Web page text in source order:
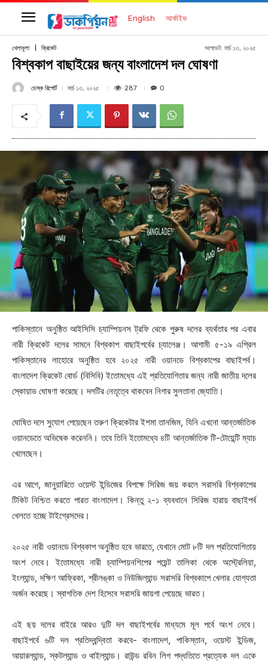
English আর্কাইভ
খেলাধূলা ক্রিকেট আপডেট: মার্চ ১৩, ২০২৫
বিশ্বকাপ বাছাইয়ের জন্য বাংলাদেশ দল ঘোষণা
ডেস্ক রিপোর্ট মার্চ ১৩, ২০২৫ 287 0
পাকিস্তানে অনুষ্ঠিত আইসিসি চ্যাম্পিয়নস ট্রফি থেকে পুরুষ দলের ব্যর্থতার পর এবার
নারী ক্রিকেট দলের সামনে বিশ্বকাপ বাছাইপর্বের চ্যালেঞ্জ। আগামী ৫-১৯ এপ্রিল
পাকিস্তানের লাহোরে অনুষ্ঠিত হবে ২০২৫ নারী ওয়ানডে বিশ্বকাপের বাছাইপর্ব।
বাংলাদেশ ক্রিকেট বোর্ড (বিসিবি) ইতোমধ্যে এই প্রতিযোগিতার জন্য নারী জাতীয় দলের
স্কোয়াড ঘোষণা করেছে। দলটির নেতৃত্বে থাকবেন নিগার সুলতানা জ্যোতি।
ঘোষিত দলে সুযোগ পেয়েছেন তরুণ ক্রিকেটার ইশমা তানজিম, যিনি এখনো আন্তর্জাতিক
ওয়ানডেতে অভিষেক করেননি। তবে তিনি ইতোমধ্যে ৪টি আন্তর্জাতিক টি-টোয়েন্টি ম্যাচ
খেলেছেন।
এর আগে, জানুয়ারিতে ওয়েস্ট ইন্ডিজের বিপক্ষে সিরিজ জয় করলে সরাসরি বিশ্বকাপের
টিকিট নিশ্চিত করতে পারত বাংলাদেশ। কিন্তু ২-১ ব্যবধানে সিরিজ হারায় বাছাইপর্ব
খেলতে হচ্ছে টাইগ্রেসদের।
২০২৫ নারী ওয়ানডে বিশ্বকাপ অনুষ্ঠিত হবে ভারতে, যেখানে মোট ৮টি দল প্রতিযোগিতায়
অংশ নেবে। ইতোমধ্যে নারী চ্যাম্পিয়নশিপের পয়েন্ট তালিকা থেকে অস্ট্রেলিয়া,
ইংল্যান্ড, দক্ষিণ আফ্রিকা, শ্রীলঙ্কা ও নিউজিল্যান্ড সরাসরি বিশ্বকাপে খেলার যোগ্যতা
অর্জন করেছে। স্বাগতিক দেশ হিসেবে সরাসরি জায়গা পেয়েছে ভারত।
এই ছয় দলের বাইরে আরও দুটি দল বাছাইপর্বের মাধ্যমে মূল পর্বে অংশ নেবে।
বাছাইপর্বে ৬টি দল প্রতিদ্বন্দ্বিতা করবে- বাংলাদেশ, পাকিস্তান, ওয়েস্ট ইন্ডিজ,
আয়ারল্যান্ড, স্কটল্যান্ড ও থাইল্যান্ড। রাউন্ড রবিন লিগ পদ্ধতিতে প্রত্যেক দল একে